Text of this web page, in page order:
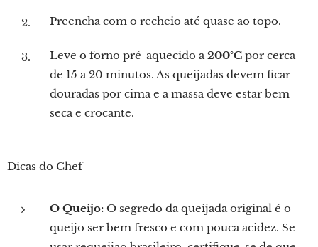
Preencha com o recheio até quase ao topo.
Leve o forno pré-aquecido a200°C por cerca
de 15 a 20 minutos. As queijadas devem ficar
douradas por cima e a massa deve estar bem
seca e crocante.
Dicas do Chef
O Queijo: O segredo da queijada original é o
queijo ser bem fresco e com pouca acidez. Se